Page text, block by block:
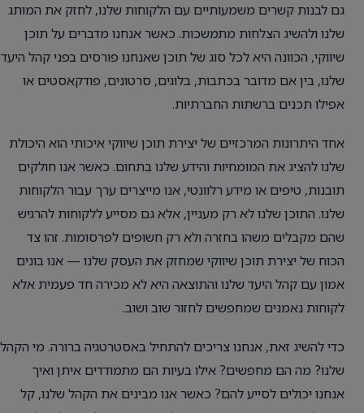
גם לבנות קשרים משמעותיים עם הלקוחות שלנו, לחזק את המותג
שלנו ולהשיג הצלחות מתמשכות. כאשר אנחנו מדברים על תוכן
שיווקי, הכוונה היא לכל סוג של תוכן שאנחנו פורסים בפני קהל היעד
שלנו, בין אם מדובר בכתבות, בלוגים, סרטונים, פודקאסטים או
אפילו תכנים ברשתות החברתיות.
אחד היתרונות המרכזיים של יצירת תוכן שיווקי איכותי הוא היכולת
שלנו להציג את המומחיות והידע שלנו בתחום. כאשר אנו חולקים
תובנות, טיפים או מידע רלוונטי, אנו מייצרים ערך עבור הלקוחות
שלנו. התוכן שלנו לא רק מעניין, אלא גם מסייע ללקוחות להרגיש
שהם מקבלים משהו בחזרה ולא רק חשופים לפרסומות. זהו צד
הכוח של יצירת תוכן שיווקי שמחזק את העסק שלנו — אנו בונים
אמון עם קהל היעד שלנו והתוצאה היא לא מכירה חד פעמית אלא
לקוחות נאמנים שמחפשים לחזור שוב ושוב.
כדי להשיג זאת, אנחנו צריכים להתחיל באסטרטגיה ברורה. מי הקהל
שלנו? מה הם מחפשים? אילו בעיות הם מתמודדים איתן ואיך
אנחנו יכולים לסייע להם? כאשר אנו מבינים את הקהל שלנו, קל